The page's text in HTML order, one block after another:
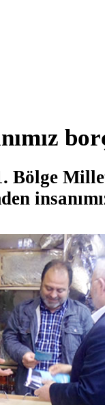
Bölge